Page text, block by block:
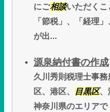
にご相談いただくこ
「節税」、「経理
が出...
源泉納付書の作成
久川秀則税理士事
区、港区、
目黒区、
神奈川県のエリアで